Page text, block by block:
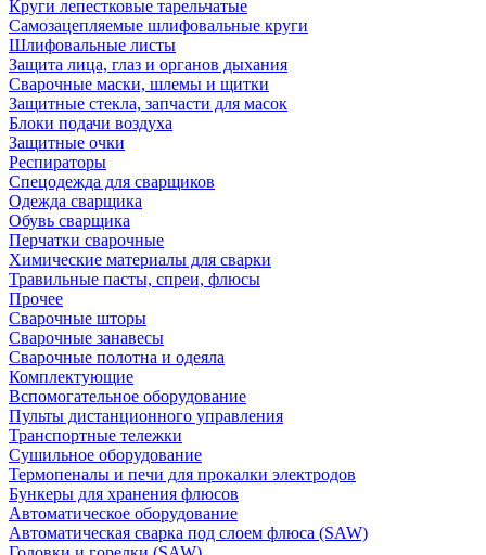
Круги лепестковые тарельчатые
Самозацепляемые шлифовальные круги
Шлифовальные листы
Защита лица, глаз и органов дыхания
Сварочные маски, шлемы и щитки
Защитные стекла, запчасти для масок
Блоки подачи воздуха
Защитные очки
Респираторы
Спецодежда для сварщиков
Одежда сварщика
Обувь сварщика
Перчатки сварочные
Химические материалы для сварки
Травильные пасты, спреи, флюсы
Прочее
Сварочные шторы
Сварочные занавесы
Сварочные полотна и одеяла
Комплектующие
Вспомогательное оборудование
Пульты дистанционного управления
Транспортные тележки
Сушильное оборудование
Термопеналы и печи для прокалки электродов
Бункеры для хранения флюсов
Автоматическое оборудование
Автоматическая сварка под слоем флюса (SAW)